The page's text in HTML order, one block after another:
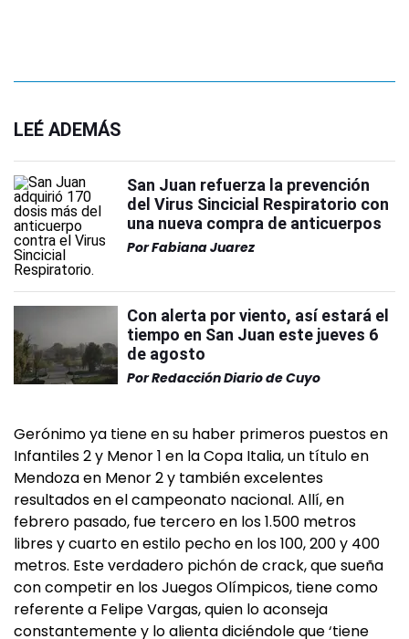
LEÉ ADEMÁS
San Juan refuerza la prevención
del Virus Sincicial Respiratorio con
una nueva compra de anticuerpos
PorFabiana Juarez
Con alerta por viento, así estará el
tiempo en San Juan este jueves 6
de agosto
PorRedacción Diario de Cuyo
Gerónimo ya tiene en su haber primeros puestos en
Infantiles 2 y Menor 1 en la Copa Italia, un título en
Mendoza en Menor 2 y también excelentes
resultados en el campeonato nacional. Allí, en
febrero pasado, fue tercero en los 1.500 metros
libres y cuarto en estilo pecho en los 100, 200 y 400
metros. Este verdadero pichón de crack, que sueña
con competir en los Juegos Olímpicos, tiene como
referente a Felipe Vargas, quien lo aconseja
constantemente y lo alienta diciéndole que ‘tiene